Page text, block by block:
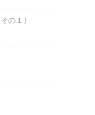
の１）